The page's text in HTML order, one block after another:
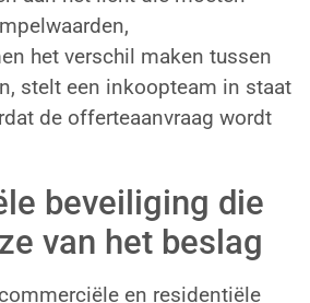
het verschil maken tussen
stelt een inkoopteam in staat
de offerteaanvraag wordt
beveiliging die
van het beslag
en residentiële